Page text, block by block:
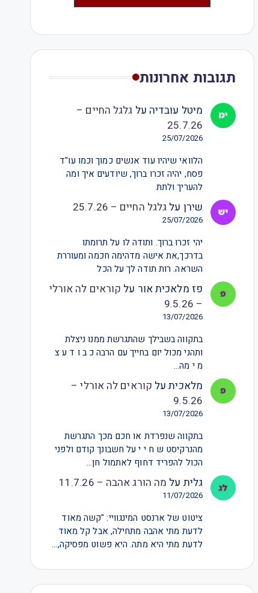
תגובות אחרונות
מיטל עובדיה על גלגל החיים –
25.7.26
25/07/2026
הלוואי שיהיו עוד אנשים כמוך וכמו עו"ד
פסח, יהיה זכרו ברוך, שיודעים איך ומה
להעריך ולתת
שירן על גלגל החיים – 25.7.26
25/07/2026
יהי זכרו ברוך. ותודה לו על תרומתו
בדרכך,את אישה מדהימה חכמה ומעוררת
השראה. רות תודה לך על הכל
פז מלאכית אור על קוראים לה אורלי
– 9.5.26
13/07/2026
בתקווה בשבילך שהתגרשת ממנו ניצלת
ותהני מכול יום בחייך עם הרבה כ ב ו ד ע צ
מ י מה…
מלאכיתעל קוראים לה אורלי –
9.5.26
13/07/2026
בתקווה שנפרדת או חכם מכך התגרשת
מהנרקיסט ש ח י י על חשבונך קודם ולפני
הכול להפריד דחוף לאתמול חן…
גלית על מה הורג אהבה – 11.7.26
11/07/2026
ציטוט של ארנסט המינגוויי: "קשה מאוד
לדעת מתי אהבה מתחילה, אבל קל מאוד
לדעת מתי היא מתה. היא פשוט מפסיקה,…